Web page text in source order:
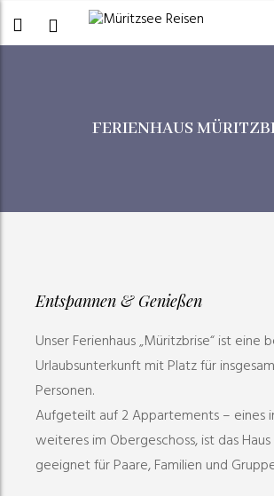
FERIENHAUS
Entspannen & Genießen
Unser Ferienhaus „Müritzbrise“ ist eine
Urlaubsunterkunft mit Platz für
Personen.
Aufgeteilt auf 2 Appartements – eines
weiteres im Obergeschoss, ist das
geeignet für Paare, Familien und